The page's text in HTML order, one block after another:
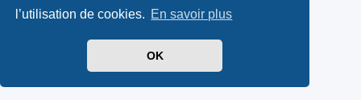
l’utilisation de cookies. En savoir plus
OK